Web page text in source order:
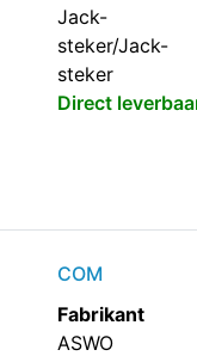
Jack-
steker/Jack-
steker
Direct
COM
Fabrikant
ASWO